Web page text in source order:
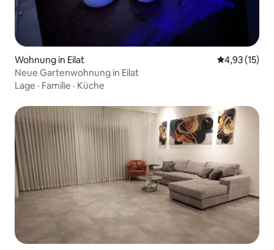
Wohnung in Eilat
4,93 (15)
Neue Gartenwohnung in Eilat
Lage · Familie · Küche